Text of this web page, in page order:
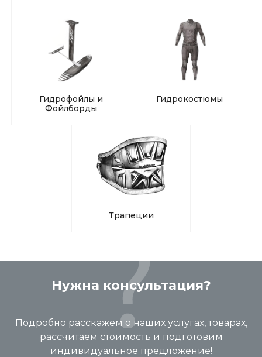
Гидрофойлы и
Фойлборды
Гидрокостюмы
Трапеции
Нужна консультация?
Подробно расскажем о наших услугах, товарах,
рассчитаем стоимость и подготовим
индивидуальное предложение!